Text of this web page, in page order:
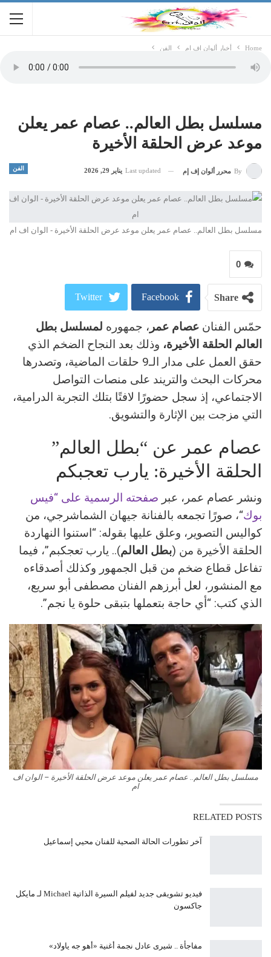
Home أخبار ألوان اف ام الفن
مسلسل بطل العالم.. عصام عمر يعلن
موعد عرض الحلقة الأخيرة
الفن By محرر ألوان إف إم Last updated يناير 29, 2026
مسلسل بطل العالم.. عصام عمر يعلن موعد عرض الحلقة الأخيرة - الوان اف ام
0
Share
Facebook
Twitter
Google+
ReddIt
WhatsApp
Pinterest
البريد الالكتروني
حمّس الفنان عصام عمر ، جمهوره لمسلسل بطل
العالم الحلقة الأخيرة، وذلك بعد النجاح الضخم الذي
حقق العمل على مدار الـ9 حلقات الماضية، وتصدرها
محركات البحث والتريند على منصات التواصل
الاجتماعي، إذ سجل حضورًا لافتًا بتلك التجربة الدرامية،
التي مزجت بين الإثارة والتشويق.
عصام عمر عن “بطل العالم”
الحلقة الأخيرة: يارب تعجبكم
ونشر عصام عمر، عبر صفحته الرسمية على “فيس
بوك“، صورًا تجمعه بالفنانة جيهان الشماشرجي، من
كواليس التصوير، وعلق عليها بقوله: “استنوا النهاردة
الحلقة الأخيرة من (بطل العالم).. يارب تعجكبم”، فيما
تفاعل قطاع ضخم من قبل الجمهور وكذلك أصدقاءه
مع المنشور، لعل أبرزهم الفنان مصطفى أبو سريع،
الذي كتب: “أي حاجة بتعملها بتبقى حلوة يا نجم”.
مسلسل بطل العالم.. عصام عمر يعلن موعد عرض الحلقة الأخيرة – الوان اف
ام
RELATED POSTS
آخر تطورات الحالة الصحية للفنان محيي إسماعيل
فيديو تشويقى جديد لفيلم السيرة الذاتية Michael لـ مايكل
جاكسون
مفاجأة .. شيرى عادل نجمة أغنية «أهو جه ياولاد»